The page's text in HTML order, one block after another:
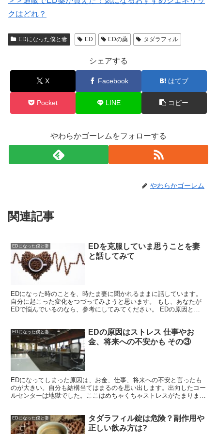
クはどれ？
EDになった僕と妻 ED EDの薬 タダラフィル
シェアする
X Facebook はてブ
Pocket LINE コピー
やわらかゴーレムをフォローする
やわらかゴーレム
関連記事
EDになった僕と妻
EDを克服していま思うことを妻
と話してみて
EDになった時のことを、時たま妻に聞かれるままに話しています。
自分に起こった変化をつづってみようと思います。 もし、あなたが
EDで悩んでいるのなら、参考にしてみてください。 EDの原因とな
EDになった僕と妻
EDの原因はストレス 仕事やお
金、将来への不安かも その③
EDになってしまった原因は、お金、仕事、将来への不安と言ったも
のが大きい。自分も結構当てはまるのを思い出します。出向したコー
ルセンターは地獄でした。ここはめちゃくちゃストレスがたまりまし
EDになった僕と妻
タダラフィル錠は危険？副作用や
正しい飲み方は?